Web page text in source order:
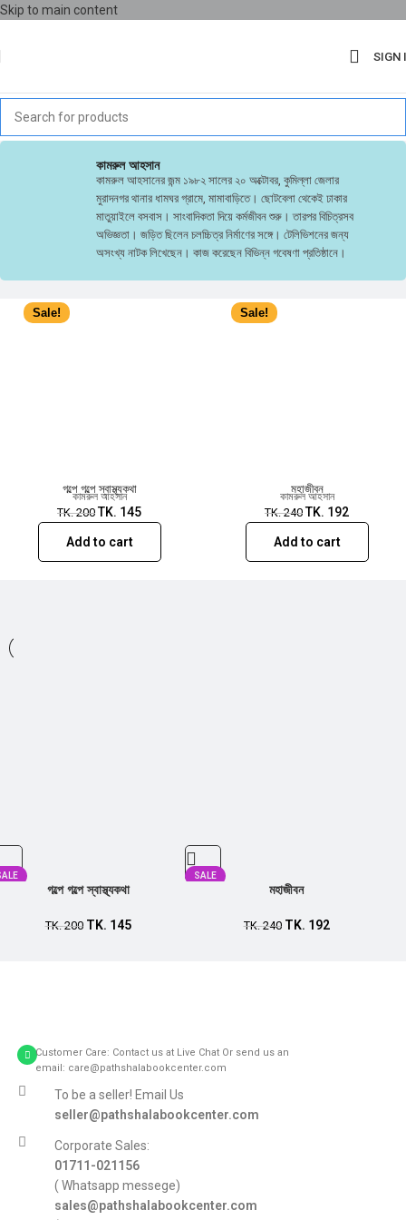
Skip to main content
SIGN
কামরুল আহসান
কামরুল আহসানের জন্ম ১৯৮২ সালের ২০ অক্টোবর, কুমিল্লা জেলার
মুরাদনগর থানার ধামঘর গ্রামে, মামাবাড়িতে। ছোটবেলা থেকেই ঢাকার
মাতুয়াইলে বসবাস। সাংবাদিকতা দিয়ে কর্মজীবন শুরু। তারপর বিচিত্রসব
অভিজ্ঞতা। জড়িত ছিলেন চলচ্চিত্র নির্মাণের সঙ্গে। টেলিভিশনের জন্য
অসংখ্য নাটক লিখেছেন। কাজ করেছেন বিভিন্ন গবেষণা প্রতিষ্ঠানে।
Sale!
গল্পে গল্পে স্বাস্থ্যকথা
কামরুল আহসান
TK.200 TK. 145
Add to cart
Sale!
মহাজীবন
কামরুল আহসান
TK.240 TK. 192
Add to cart
গল্পে গল্পে স্বাস্থ্যকথা
TK.200 TK. 145
SALE
মহাজীবন
TK.240 TK. 192
Customer Care: Contact us at Live Chat Or send us an
email: care@pathshalabookcenter.com
To be a seller! Email Us
seller@pathshalabookcenter.com
Corporate Sales:
01711-021156
( Whatsapp messege)
sales@pathshalabookcenter.com